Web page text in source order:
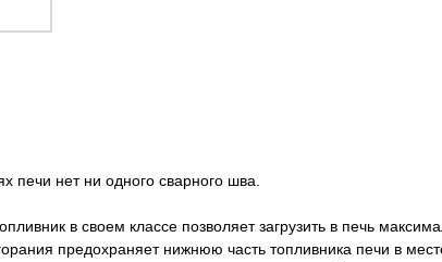
печи нет ни одного сварного шва.
в своем классе позволяет загрузить в печь
предохраняет нижнюю часть топливника печи в